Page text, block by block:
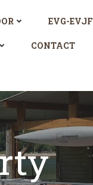
EVG-EVJF
CONTACT